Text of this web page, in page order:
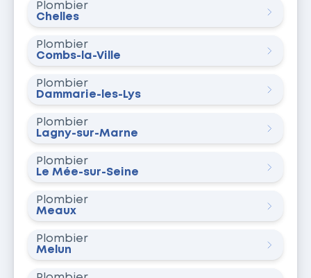
Plombier
Chelles
Plombier
Combs-la-Ville
Plombier
Dammarie-les-Lys
Plombier
Lagny-sur-Marne
Plombier
Le Mée-sur-Seine
Plombier
Meaux
Plombier
Melun